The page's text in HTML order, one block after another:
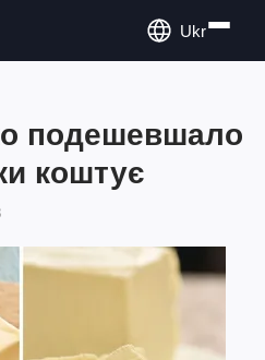
Ukr
подешевшало
коштує